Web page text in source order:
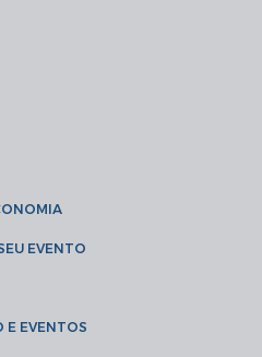
EVENTO
E EVENTOS